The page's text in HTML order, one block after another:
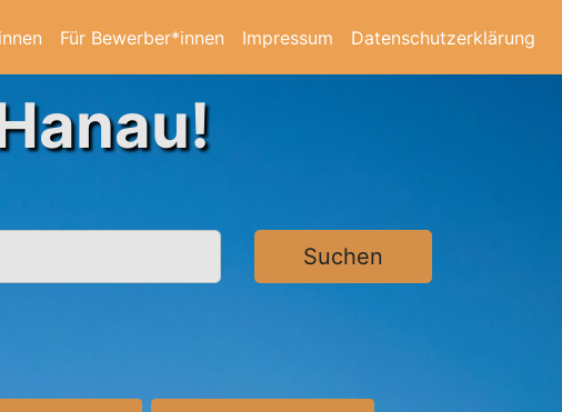
Für Bewerber*innen Impressum Datenschutzerklärung
Suchen